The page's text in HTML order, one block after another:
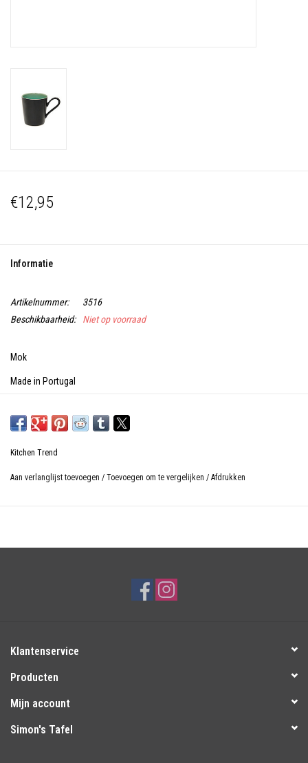
€12,95
Informatie
Artikelnummer:
3516
Beschikbaarheid:
Niet op voorraad
Mok
Made in Portugal
13,1 x 9,3 cm
Hoogte: 10,2 cm
Kitchen Trend
Aan verlanglijst toevoegen / Toevoegen om te vergelijken / Afdrukken
Klantenservice
Producten
Mijn account
Simon's Tafel